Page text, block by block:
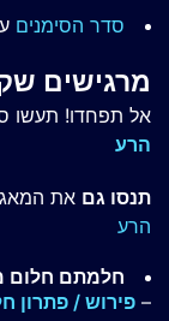
סדר הסימנים
מרגישים
אל תפחדו! תעשו
הרע
תנסו גם את
הרע
חלמתם חלום
– פירוש / פתרון